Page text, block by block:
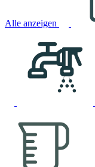
Alle anzeigen